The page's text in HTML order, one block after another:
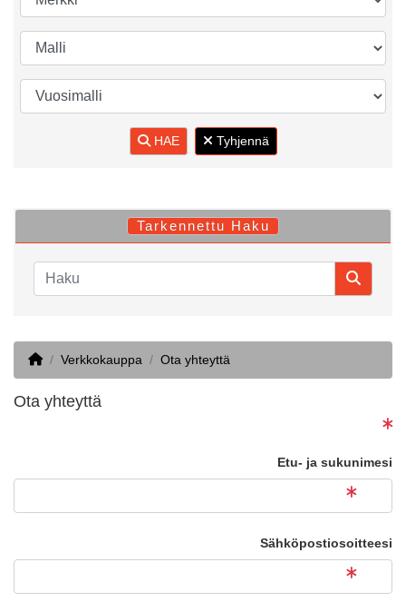
HAE Tyhjennä
Tarkennettu Haku
HomeVerkkokauppa Ota yhteyttä
Ota yhteyttä
Etu- ja sukunimesi
Sähköpostiosoitteesi